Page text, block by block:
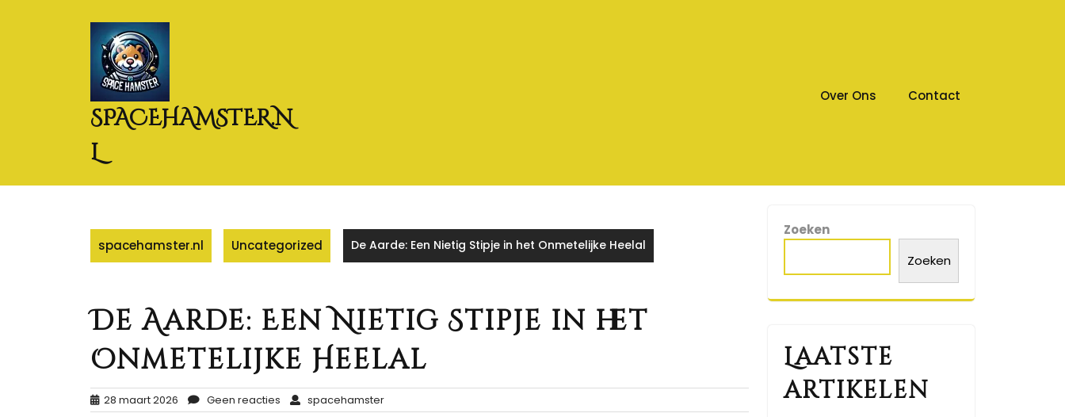
SPACEHAMSTER.N
L
Over Ons Contact
spacehamster.nl Uncategorized De Aarde: Een Nietig Stipje in het Onmetelijke Heelal
De Aarde: Een Nietig Stipje in het
Onmetelijke Heelal
28 maart 2026 Geen reacties spacehamster
Zoeken
Zoeken
Laatste
artikelen